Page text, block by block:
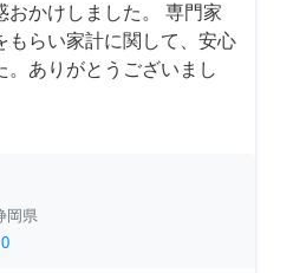
おかけしました。 専門家
もらい家計に関して、安心
。ありがとうございまし
岡県
0